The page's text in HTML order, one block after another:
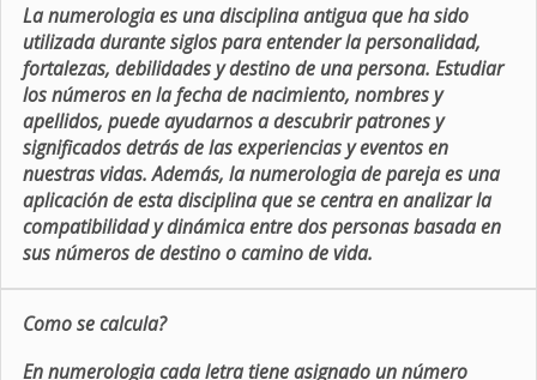
La numerologia es una disciplina antigua que ha sido
utilizada durante siglos para entender la personalidad,
fortalezas, debilidades y destino de una persona. Estudiar
los números en la fecha de nacimiento, nombres y
apellidos, puede ayudarnos a descubrir patrones y
significados detrás de las experiencias y eventos en
nuestras vidas. Además, la numerologia de pareja es una
aplicación de esta disciplina que se centra en analizar la
compatibilidad y dinámica entre dos personas basada en
sus números de destino o camino de vida.
Como se calcula?
En numerologia cada letra tiene asignado un número